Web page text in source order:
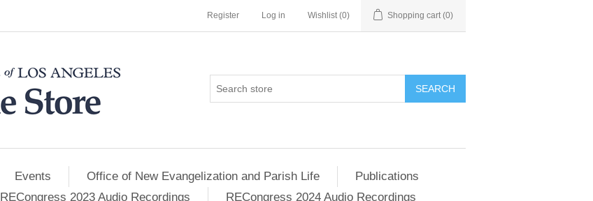
Register Log in Wishlist (0) Shopping cart (0)
SEARCH
Events Office of New Evangelization and Parish Life
Publications
RECongress 2023 Audio Recordings
RECongress 2024 Audio Recordings